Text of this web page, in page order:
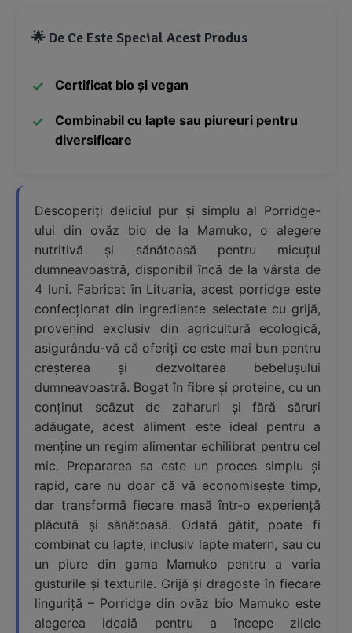
🌟 De Ce Este Special Acest Produs
Certificat bio și vegan
Combinabil cu lapte sau piureuri pentru
diversificare
Descoperiți deliciul pur și simplu al Porridge-
ului din ovăz bio de la Mamuko, o alegere
nutritivă și sănătoasă pentru micuțul
dumneavoastră, disponibil încă de la vârsta de
4 luni. Fabricat în Lituania, acest porridge este
confecționat din ingrediente selectate cu grijă,
provenind exclusiv din agricultură ecologică,
asigurându-vă că oferiți ce este mai bun pentru
creșterea și dezvoltarea bebelușului
dumneavoastră. Bogat în fibre și proteine, cu un
conținut scăzut de zaharuri și fără săruri
adăugate, acest aliment este ideal pentru a
menține un regim alimentar echilibrat pentru cel
mic. Prepararea sa este un proces simplu și
rapid, care nu doar că vă economisește timp,
dar transformă fiecare masă într-o experiență
plăcută și sănătoasă. Odată gătit, poate fi
combinat cu lapte, inclusiv lapte matern, sau cu
un piure din gama Mamuko pentru a varia
gusturile și texturile. Grijă și dragoste în fiecare
linguriță – Porridge din ovăz bio Mamuko este
alegerea ideală pentru a începe zilele